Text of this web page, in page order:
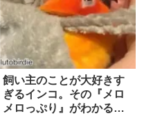
飼い主のことが大好きす
ぎるインコ。その『メロ
メロっぷり』がわかる行